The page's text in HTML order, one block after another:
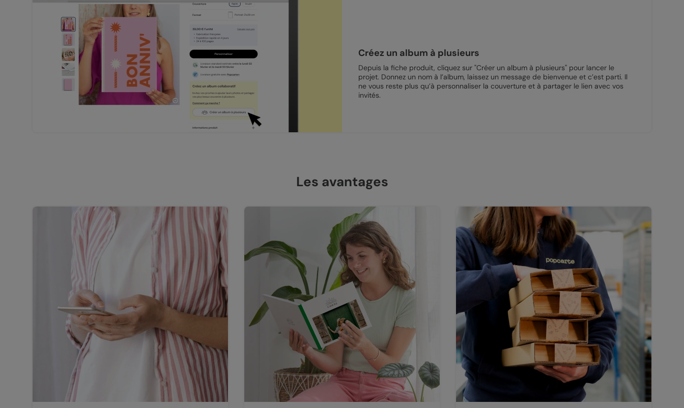
Créez un album à plusieurs
Depuis la fiche produit, cliquez sur "Créer un album à plusieurs" pour lancer le
projet. Donnez un nom à l’album, laissez un message de bienvenue et c’est parti. Il
ne vous reste plus qu’à personnaliser la couverture et à partager le lien avec vos
invités.
Les avantages